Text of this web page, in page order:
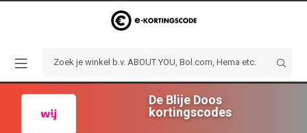
De Blije Doos
kortingscodes